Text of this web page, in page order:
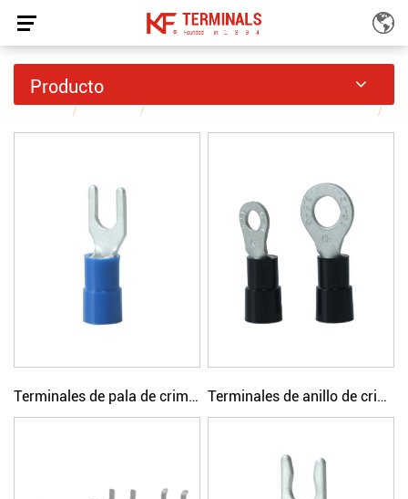
Terminales De Crimpado Simple Con Aislamiento
/ / /
Terminales de crimpado simple con aislamiento de nailon
Producto
Terminales de pala de crimpado simple con aislamiento de nailon Terminales de anillo de crimpado simple con aislamiento de nailon